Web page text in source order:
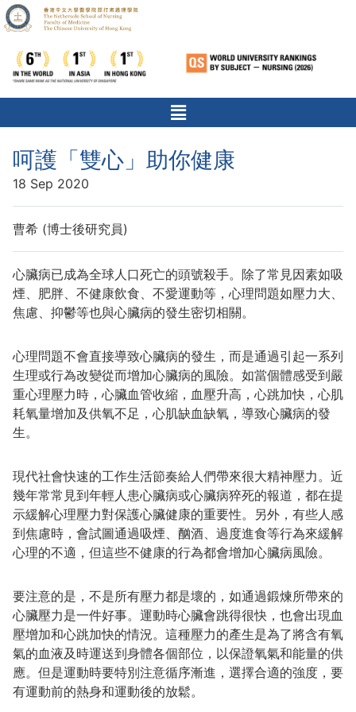
呵護「雙心」助你健康
18 Sep 2020
曹希 (博士後研究員)
心臟病已成為全球人口死亡的頭號殺手。除了常見因素如吸
煙、肥胖、不健康飲食、不愛運動等，心理問題如壓力大、
焦慮、抑鬱等也與心臟病的發生密切相關。
心理問題不會直接導致心臟病的發生，而是通過引起一系列
生理或行為改變從而增加心臟病的風險。如當個體感受到嚴
重心理壓力時，心臟血管收縮，血壓升高，心跳加快，心肌
耗氧量增加及供氧不足，心肌缺血缺氧，導致心臟病的發
生。
現代社會快速的工作生活節奏給人們帶來很大精神壓力。近
幾年常常見到年輕人患心臟病或心臟病猝死的報道，都在提
示緩解心理壓力對保護心臟健康的重要性。另外，有些人感
到焦慮時，會試圖通過吸煙、酗酒、過度進食等行為來緩解
心理的不適，但這些不健康的行為都會增加心臟病風險。
要注意的是，不是所有壓力都是壞的，如通過鍛煉所帶來的
心臟壓力是一件好事。運動時心臟會跳得很快，也會出現血
壓增加和心跳加快的情況。這種壓力的產生是為了將含有氧
氣的血液及時運送到身體各個部位，以保證氧氣和能量的供
應。但是運動時要特別注意循序漸進，選擇合適的強度，要
有運動前的熱身和運動後的放鬆。